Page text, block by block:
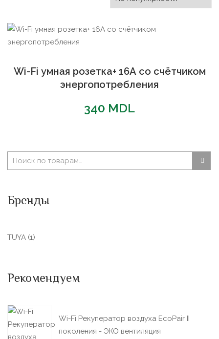
Wi-Fi умная розетка+ 16А со счётчиком
энергопотребления
340 MDL
Бренды
TUYA (1)
Рекомендуем
Wi-Fi Рекуператор воздуха EcoPair II
поколения - ЭКО вентиляция